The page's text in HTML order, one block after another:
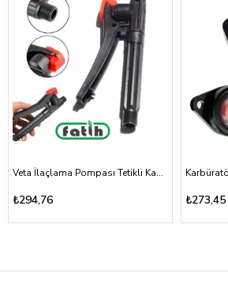
Veta İlaçlama Pompası Tetikli Kabze Akülü, Mekanik 16A, 16T
₺294,76 ₺273,45